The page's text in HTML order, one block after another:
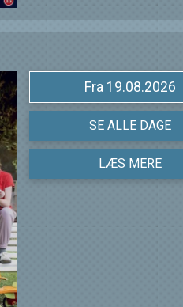
Fra 19.08.2026
SE ALLE DAGE
LÆS MERE